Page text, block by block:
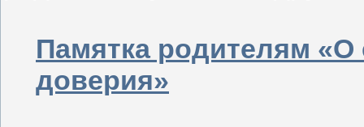
Памятка родителям
доверия»